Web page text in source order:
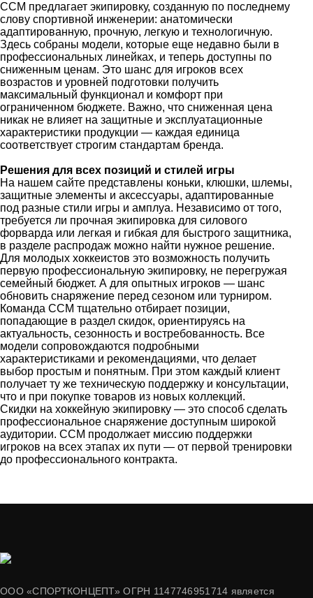
CCM предлагает экипировку, созданную по последнему
слову спортивной инженерии: анатомически
адаптированную, прочную, легкую и технологичную.
Здесь собраны модели, которые еще недавно были в
профессиональных линейках, и теперь доступны по
сниженным ценам. Это шанс для игроков всех
возрастов и уровней подготовки получить
максимальный функционал и комфорт при
ограниченном бюджете. Важно, что сниженная цена
никак не влияет на защитные и эксплуатационные
характеристики продукции — каждая единица
соответствует строгим стандартам бренда.
Решения для всех позиций и стилей игры
На нашем сайте представлены коньки, клюшки, шлемы,
защитные элементы и аксессуары, адаптированные
под разные стили игры и амплуа. Независимо от того,
требуется ли прочная экипировка для силового
форварда или легкая и гибкая для быстрого защитника,
в разделе распродаж можно найти нужное решение.
Для молодых хоккеистов это возможность получить
первую профессиональную экипировку, не перегружая
семейный бюджет. А для опытных игроков — шанс
обновить снаряжение перед сезоном или турниром.
Команда CCM тщательно отбирает позиции,
попадающие в раздел скидок, ориентируясь на
актуальность, сезонность и востребованность. Все
модели сопровождаются подробными
характеристиками и рекомендациями, что делает
выбор простым и понятным. При этом каждый клиент
получает ту же техническую поддержку и консультации,
что и при покупке товаров из новых коллекций.
Скидки на хоккейную экипировку — это способ сделать
профессиональное снаряжение доступным широкой
аудитории. CCM продолжает миссию поддержки
игроков на всех этапах их пути — от первой тренировки
до профессионального контракта.
ООО «СПОРТКОНЦЕПТ» ОГРН 1147746951714 является